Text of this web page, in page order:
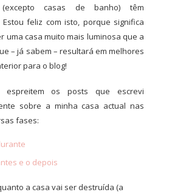
(excepto casas de banho) têm
feliz com isto, porque significa
uma casa muito mais luminosa que a
– já sabem – resultará em melhores
para o blog!
espreitem os posts que escrevi
sobre a minha casa actual nas
fases:
e o depois
a casa vai ser destruída (a